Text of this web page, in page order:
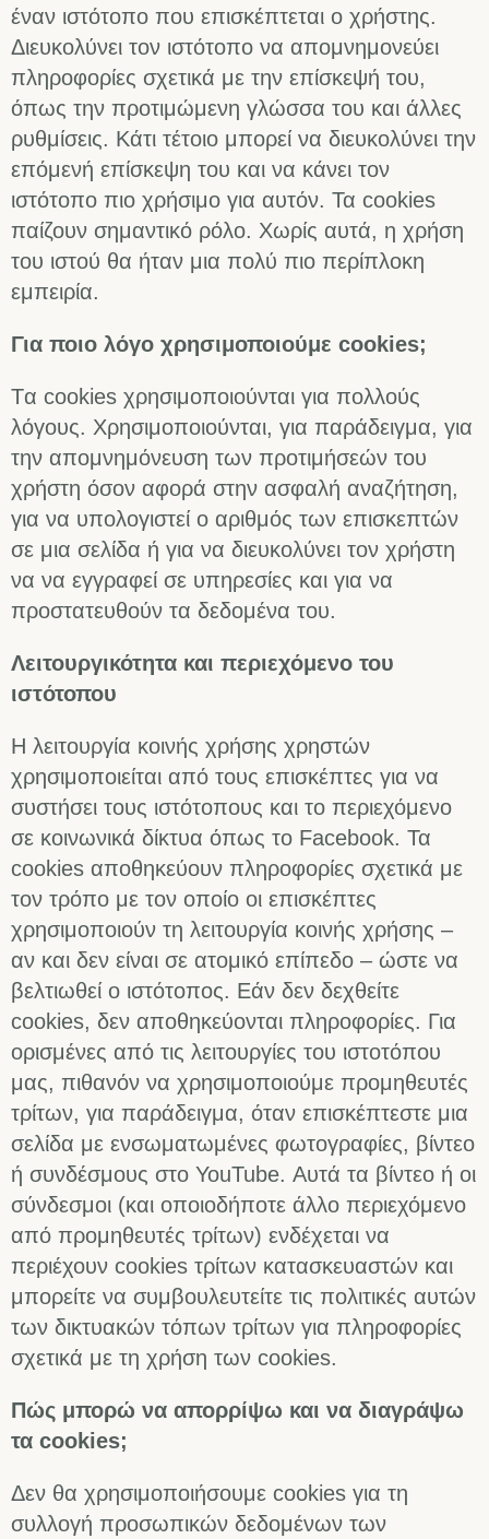
έναν ιστότοπο που επισκέπτεται ο χρήστης.
Διευκολύνει τον ιστότοπο να απομνημονεύει
πληροφορίες σχετικά με την επίσκεψή του,
όπως την προτιμώμενη γλώσσα του και άλλες
ρυθμίσεις. Κάτι τέτοιο μπορεί να διευκολύνει την
επόμενή επίσκεψη του και να κάνει τον
ιστότοπο πιο χρήσιμο για αυτόν. Τα cookies
παίζουν σημαντικό ρόλο. Χωρίς αυτά, η χρήση
του ιστού θα ήταν μια πολύ πιο περίπλοκη
εμπειρία.
Για ποιο λόγο χρησιμοποιούμε cookies;
Tα cookies χρησιμοποιούνται για πολλούς
λόγους. Χρησιμοποιούνται, για παράδειγμα, για
την απομνημόνευση των προτιμήσεών του
χρήστη όσον αφορά στην ασφαλή αναζήτηση,
για να υπολογιστεί ο αριθμός των επισκεπτών
σε μια σελίδα ή για να διευκολύνει τον χρήστη
να να εγγραφεί σε υπηρεσίες και για να
προστατευθούν τα δεδομένα του.
Λειτουργικότητα και περιεχόμενο του
ιστότοπου
Η λειτουργία κοινής χρήσης χρηστών
χρησιμοποιείται από τους επισκέπτες για να
συστήσει τους ιστότοπους και το περιεχόμενο
σε κοινωνικά δίκτυα όπως το Facebook. Τα
cookies αποθηκεύουν πληροφορίες σχετικά με
τον τρόπο με τον οποίο οι επισκέπτες
χρησιμοποιούν τη λειτουργία κοινής χρήσης –
αν και δεν είναι σε ατομικό επίπεδο – ώστε να
βελτιωθεί ο ιστότοπος. Εάν δεν δεχθείτε
cookies, δεν αποθηκεύονται πληροφορίες. Για
ορισμένες από τις λειτουργίες του ιστοτόπου
μας, πιθανόν να χρησιμοποιούμε προμηθευτές
τρίτων, για παράδειγμα, όταν επισκέπτεστε μια
σελίδα με ενσωματωμένες φωτογραφίες, βίντεο
ή συνδέσμους στο YouTube. Αυτά τα βίντεο ή οι
σύνδεσμοι (και οποιοδήποτε άλλο περιεχόμενο
από προμηθευτές τρίτων) ενδέχεται να
περιέχουν cookies τρίτων κατασκευαστών και
μπορείτε να συμβουλευτείτε τις πολιτικές αυτών
των δικτυακών τόπων τρίτων για πληροφορίες
σχετικά με τη χρήση των cookies.
Πώς μπορώ να απορρίψω και να διαγράψω
τα cookies;
Δεν θα χρησιμοποιήσουμε cookies για τη
συλλογή προσωπικών δεδομένων των